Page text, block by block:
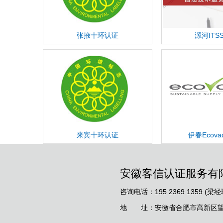
张掖十环认证 漯河
来宾十环认证 伊春
安徽客信认证服务有
咨询电话：195 2369 1359 (梁经
地 址：安徽省合肥市高新区望